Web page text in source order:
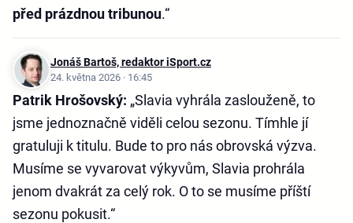
před prázdnou tribunou.“
Jonáš Bartoš, redaktor iSport.cz
24. května 2026 · 16:45
Patrik Hrošovský: „Slavia vyhrála zaslouženě, to
jsme jednoznačně viděli celou sezonu. Tímhle jí
gratuluji k titulu. Bude to pro nás obrovská výzva.
Musíme se vyvarovat výkyvům, Slavia prohrála
jenom dvakrát za celý rok. O to se musíme příští
sezonu pokusit.“